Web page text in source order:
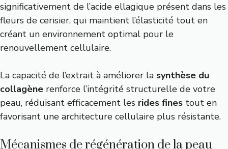
significativement de l’acide ellagique présent dans les
fleurs de cerisier, qui maintient l’élasticité tout en
créant un environnement optimal pour le
renouvellement cellulaire.
La capacité de l’extrait à améliorer la synthèse du
collagène renforce l’intégrité structurelle de votre
peau, réduisant efficacement les rides fines tout en
favorisant une architecture cellulaire plus résistante.
Mécanismes de régénération de la peau